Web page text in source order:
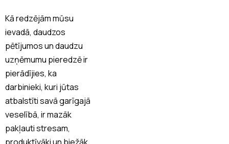
Kā redzējām mūsu
ievadā, daudzos
pētījumos un daudzu
uzņēmumu pieredzē ir
pierādījies, ka
darbinieki, kuri jūtas
atbalstīti savā garīgajā
veselībā, ir mazāk
pakļauti stresam,